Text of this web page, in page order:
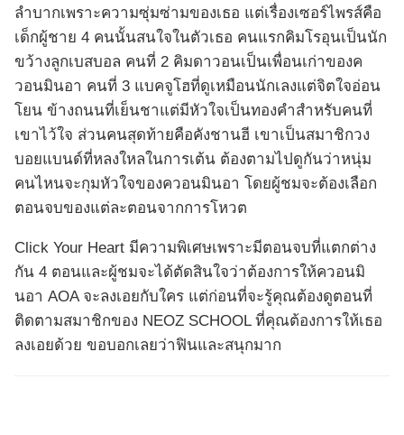
ลำบากเพราะความซุ่มซ่ามของเธอ แต่เรื่องเซอร์ไพรส์คือ
เด็กผู้ชาย 4 คนนั้นสนใจในตัวเธอ คนแรกคิมโรอุนเป็นนัก
ขว้างลูกเบสบอล คนที่ 2 คิมดาวอนเป็นเพื่อนเก่าของค
วอนมินอา คนที่ 3 แบคจูโฮที่ดูเหมือนนักเลงแต่จิตใจอ่อน
โยน ข้างถนนที่เย็นชาแต่มีหัวใจเป็นทองคำสำหรับคนที่
เขาไว้ใจ ส่วนคนสุดท้ายคือคังชานฮี เขาเป็นสมาชิกวง
บอยแบนด์ที่หลงใหลในการเต้น ต้องตามไปดูกันว่าหนุ่ม
คนไหนจะกุมหัวใจของควอนมินอา โดยผู้ชมจะต้องเลือก
ตอนจบของแต่ละตอนจากการโหวต
Click Your Heart มีความพิเศษเพราะมีตอนจบที่แตกต่าง
กัน 4 ตอนและผู้ชมจะได้ตัดสินใจว่าต้องการให้ควอนมิ
นอา AOA จะลงเอยกับใคร แต่ก่อนที่จะรู้คุณต้องดูตอนที่
ติดตามสมาชิกของ NEOZ SCHOOL ที่คุณต้องการให้เธอ
ลงเอยด้วย ขอบอกเลยว่าฟินและสนุกมาก